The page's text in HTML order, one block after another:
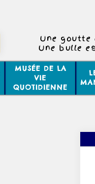
Une
Une bulle
MUSÉE DE LA
VIE
QUOTIDIENNE